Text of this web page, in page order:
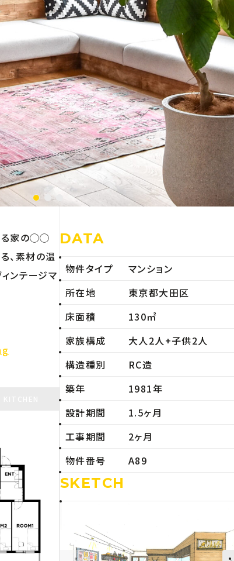
る家の◯◯
、素材の温
ンテージマ
DATA
物件タイプ
マンション
所在地
東京都大田区
床面積
130㎡
家族構成
大人2人+子供2人
構造種別
RC造
築年
1981年
設計期間
1.5ヶ月
工事期間
2ヶ月
物件番号
A89
SKETCH